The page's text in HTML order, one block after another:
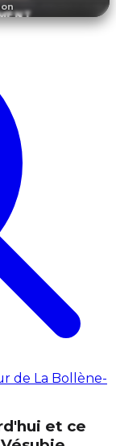
de La Bollène-
et ce